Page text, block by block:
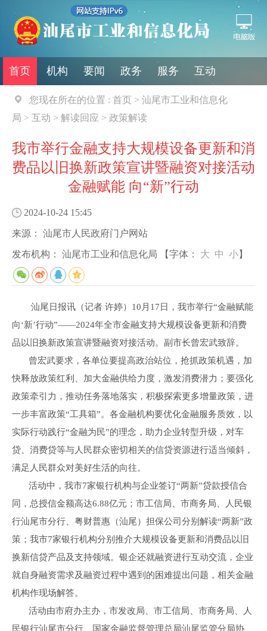
首页 机构 要闻 政务 服务 互动
您现在所在的位置 : 首页 > 汕尾市工业和信息化
局 > 互动 > 解读回应 > 政策解读
我市举行金融支持大规模设备更新和消
费品以旧换新政策宣讲暨融资对接活动
金融赋能 向“新”行动
2024-10-24 15:45
来源： 汕尾市人民政府门户网站
发布机构： 汕尾市工业和信息化局 【字体： 大 中 小】
汕尾日报讯（记者 许婷）10月17日，我市举行“金融赋能
向‘新’行动”——2024年全市金融支持大规模设备更新和消费
品以旧换新政策宣讲暨融资对接活动。副市长曾宏武致辞。
曾宏武要求，各单位要提高政治站位，抢抓政策机遇，加
快释放政策红利、加大金融供给力度，激发消费潜力；要强化
政策牵引力，推动任务落地落实，积极探索更多增量政策，进
一步丰富政策“工具箱”。各金融机构要优化金融服务质效，以
实际行动践行“金融为民”的理念，助力企业转型升级，对车
贷、消费贷等与人民群众密切相关的信贷资源进行适当倾斜，
满足人民群众对美好生活的向往。
活动中，我市7家银行机构与企业签订“两新”贷款授信合
同，总授信金额高达6.88亿元；市工信局、市商务局、人民银
行汕尾市分行、粤财普惠（汕尾）担保公司分别解读“两新”政
策；我市7家银行机构分别推介大规模设备更新和消费品以旧
换新信贷产品及支持领域。银企还就融资进行互动交流，企业
就自身融资需求及融资过程中遇到的困难提出问题，相关金融
机构作现场解答。
活动由市府办主办，市发改局、市工信局、市商务局、人
民银行汕尾市分行、国家金融监督管理总局汕尾监管分局协